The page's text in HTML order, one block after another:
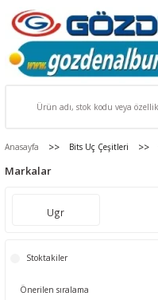
Anasayfa Bits Uç Çeşitleri
Markalar
Ugr
Stoktakiler